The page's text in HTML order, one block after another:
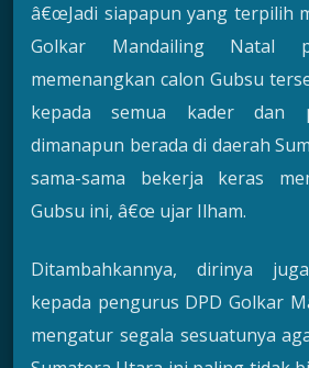
â€œJadi siapapun yang terpilih
Golkar Mandailing Natal
memenangkan calon Gubsu
kepada semua kader dan
dimanapun berada di daerah
sama-sama bekerja keras
Gubsu ini, â€œ ujar Ilham.
Ditambahkannya, dirinya
kepada pengurus DPD Golkar
mengatur segala sesuatunya